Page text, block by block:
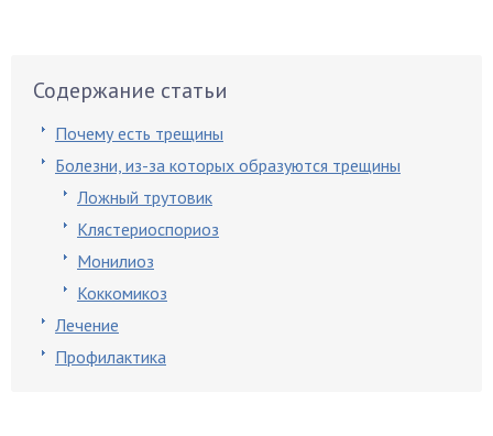
Содержание статьи
Почему есть трещины
Болезни, из-за которых образуются трещины
Ложный трутовик
Клястериоспориоз
Монилиоз
Коккомикоз
Лечение
Профилактика